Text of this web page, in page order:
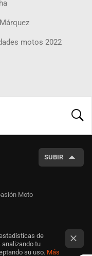
motos 2022
SUBIR
Moto
de
tu
su uso. Más